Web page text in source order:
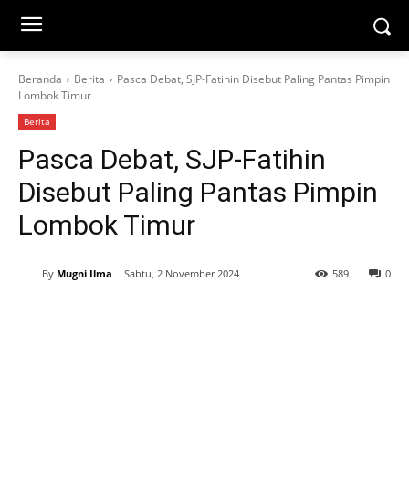
Beranda Berita
Pasca Debat, SJP-Fatihin Disebut Paling Pantas Pimpin
Lombok Timur
Berita
Pasca Debat, SJP-Fatihin
Disebut Paling Pantas Pimpin
Lombok Timur
By Mugni Ilma Sabtu, 2 November 2024 0
589